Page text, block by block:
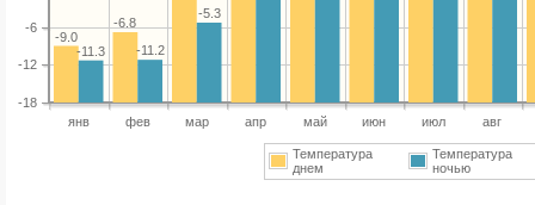
янв фев мар апр май июн июл авг
-18
-12
-6
-6.8
-9.0
-5.3
-11.2
-11.3
Температура
днем
Температура
ночью